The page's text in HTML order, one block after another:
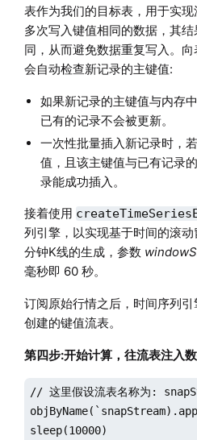
表作为我们的目标表，用于实
多次写入键值相同的数据，其
同，从而避免数据重复写入。
会自动检查新记录的主键值:
如果新记录的主键值与内存
已有的记录不会被更新。
一次性批量插入新记录时，
值，且该主键值与已有记录
录能成功插入。
接着使用
列引擎，以实现基于时间的滚
分钟K线的生成，参数
毫秒即 60 秒。
订阅原始行情之后，时间序列
创建的键值流表。
第四步:开始计算，往流表注入
// 这里假设流表名称为:
sleep(10000)